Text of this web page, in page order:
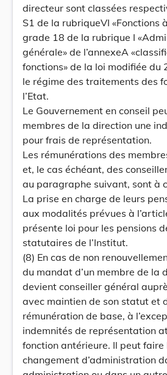
directeur sont classées
S1 de la rubriqueVI «Fonctions
grade 18 de la rubrique I
générale» de l’annexeA
fonctions» de la loi modifiée
le régime des traitements des
l’Etat.
Le Gouvernement en conseil
membres de la direction une
pour frais de représentation.
Les rémunérations des
et, le cas échéant, des
au paragraphe suivant, sont à
La prise en charge de leurs
aux modalités prévues à
présente loi pour les pensions
statutaires de l’Institut.
(8) En cas de non
du mandat d’un membre de la
devient conseiller général
avec maintien de son statut et
rémunération de base, à
indemnités de représentation
fonction antérieure. Il peut faire
changement d’administration